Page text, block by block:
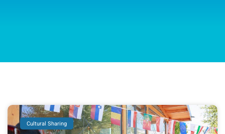
Cultural Sharing